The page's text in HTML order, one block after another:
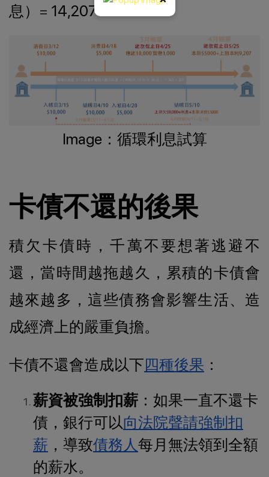
息） = 14,207
Image：循環利息試算
卡債不還的後果
積欠卡債時，千萬不要想著逃避不
還，當時間越拖越久，累積的卡債會
越來越多，這些債務會影響生活、造
成經濟上的嚴重負擔。
卡債不還會造成以下四種後果 ：
薪資被強制扣薪 ：如果一直不還卡
債，銀行可以向法院聲請強制扣
薪 ，導致債務人每月無法領到全額
的薪水。